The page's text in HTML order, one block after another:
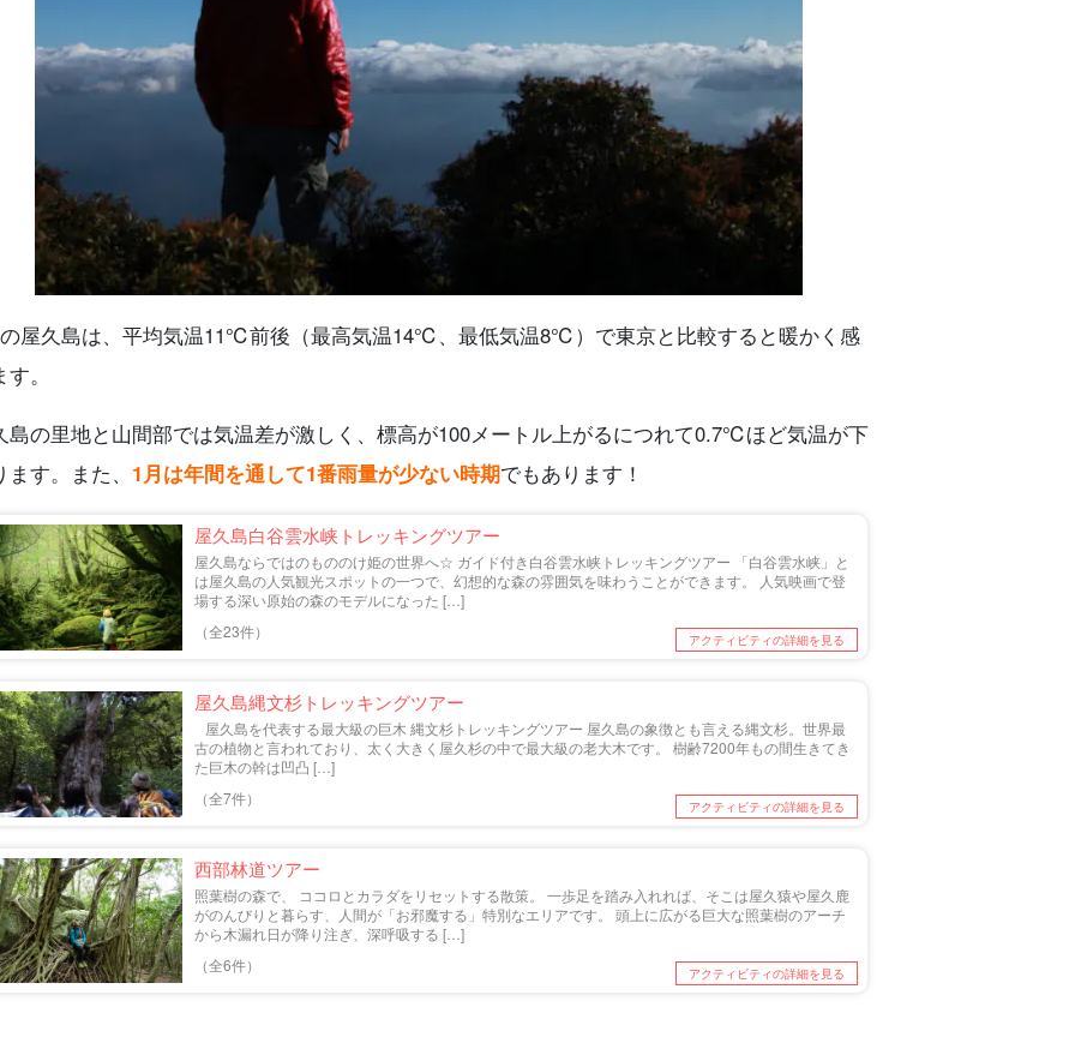
屋久島は、平均気温11℃前後（最高気温14℃、最低気温8℃）で東京と比較すると暖かく感
。
島の里地と山間部では気温差が激しく、標高が100メートル上がるにつれて0.7℃ほど気温が下
す。 また、 1月は年間を通して1番雨量が少ない時期でもあります！
屋久島白谷雲水峡トレッキングツアー
屋久島ならではのもののけ姫の世界へ☆ ガイド付き白谷雲水峡トレッキングツアー 「白谷雲水峡」と
は屋久島の人気観光スポットの一つで、幻想的な森の雰囲気を味わうことができます。 人気映画で登
場する深い原始の森のモデルになった […]
（全23件）
アクティビティの詳細を見る
屋久島縄文杉トレッキングツアー
屋久島を代表する最大級の巨木 縄文杉トレッキングツアー 屋久島の象徴とも言える縄文杉。世界最
古の植物と言われており、太く大きく屋久杉の中で最大級の老大木です。 樹齢7200年もの間生きてき
た巨木の幹は凹凸 […]
（全7件）
アクティビティの詳細を見る
西部林道ツアー
照葉樹の森で、 ココロとカラダをリセットする散策。 一歩足を踏み入れれば、そこは屋久猿や屋久鹿
がのんびりと暮らす、人間が「お邪魔する」特別なエリアです。 頭上に広がる巨大な照葉樹のアーチ
から木漏れ日が降り注ぎ、深呼吸する […]
（全6件）
アクティビティの詳細を見る